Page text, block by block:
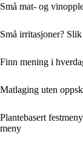
Små mat- og
Små irritasjoner?
Finn mening i
Matlaging uten
Plantebasert
meny